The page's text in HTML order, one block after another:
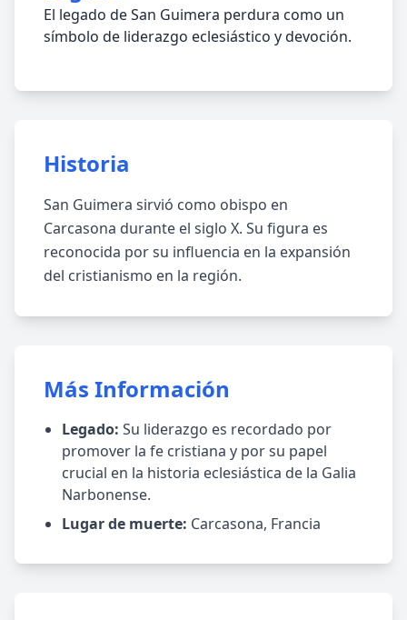
El legado de San Guimera perdura como un
símbolo de liderazgo eclesiástico y devoción.
Historia
San Guimera sirvió como obispo en
Carcasona durante el siglo X. Su figura es
reconocida por su influencia en la expansión
del cristianismo en la región.
Más Información
Legado: Su liderazgo es recordado por
promover la fe cristiana y por su papel
crucial en la historia eclesiástica de la Galia
Narbonense.
Lugar de muerte: Carcasona, Francia